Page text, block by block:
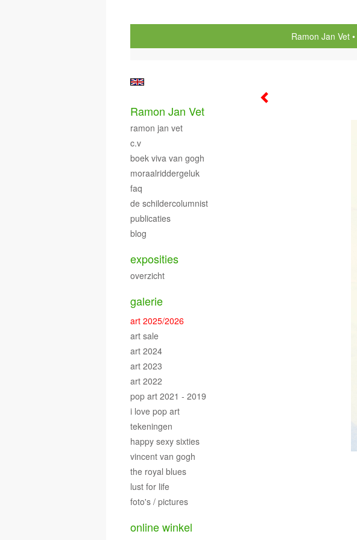
Ramon Jan Vet
Ramon Jan Vet
ramon jan vet
c.v
boek viva van gogh
moraalriddergeluk
faq
de schildercolumnist
publicaties
blog
exposities
overzicht
galerie
art 2025/2026
art sale
art 2024
art 2023
art 2022
pop art 2021 - 2019
i love pop art
tekeningen
happy sexy sixties
vincent van gogh
the royal blues
lust for life
foto's / pictures
online winkel